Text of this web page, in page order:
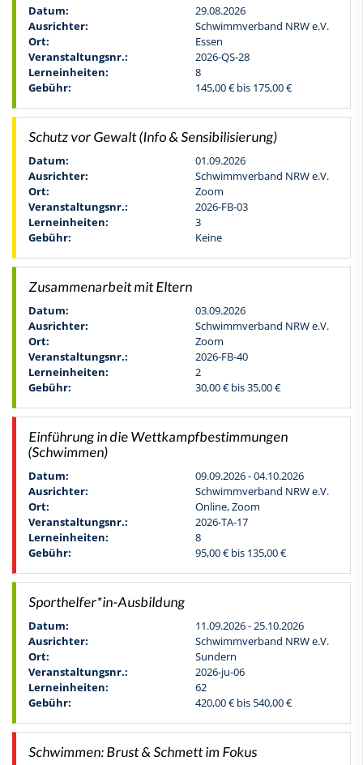
Datum:
29.08.2026
Ausrichter:
Schwimmverband NRW e.V.
Ort:
Essen
Veranstaltungsnr.:
2026-QS-28
Lerneinheiten:
8
Gebühr:
145,00 € bis 175,00 €
Schutz vor Gewalt (Info & Sensibilisierung)
Datum:
01.09.2026
Ausrichter:
Schwimmverband NRW e.V.
Ort:
Zoom
Veranstaltungsnr.:
2026-FB-03
Lerneinheiten:
3
Gebühr:
Keine
Zusammenarbeit mit Eltern
Datum:
03.09.2026
Ausrichter:
Schwimmverband NRW e.V.
Ort:
Zoom
Veranstaltungsnr.:
2026-FB-40
Lerneinheiten:
2
Gebühr:
30,00 € bis 35,00 €
Einführung in die Wettkampfbestimmungen
(Schwimmen)
Datum:
09.09.2026 - 04.10.2026
Ausrichter:
Schwimmverband NRW e.V.
Ort:
Online, Zoom
Veranstaltungsnr.:
2026-TA-17
Lerneinheiten:
8
Gebühr:
95,00 € bis 135,00 €
Sporthelfer*in-Ausbildung
Datum:
11.09.2026 - 25.10.2026
Ausrichter:
Schwimmverband NRW e.V.
Ort:
Sundern
Veranstaltungsnr.:
2026-ju-06
Lerneinheiten:
62
Gebühr:
420,00 € bis 540,00 €
Schwimmen: Brust & Schmett im Fokus